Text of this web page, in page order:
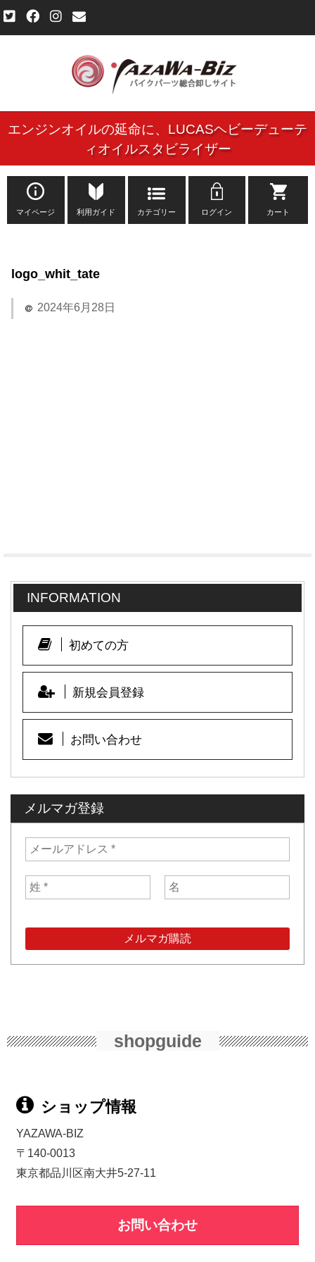
ご利用規約
個人情報保護方針
よくある質問
お問い合わせ
エンジンオイルの延命に、 LUCASヘビーデューテ
ィオイルスタビライザー
マイページ 利用ガイド カテゴリー ログイン カート
logo_whit_tate
2024年6月28日
INFORMATION
初めての方
新規会員登録
お問い合わせ
メルマガ登録
shopguide
ショップ情報
YAZAWA-BIZ
〒140-0013
東京都品川区南大井5-27-11
お問い合わせ